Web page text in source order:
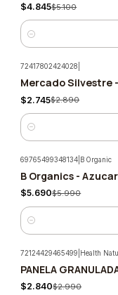
$4.845$5.100
Cantidad
-5%
72417802424028
Mercado Silvestre
$2.745$2.890
Cantidad
-5%
69765499348134 B Organic
B Organics -
$5.690$5.990
Cantidad
-5%
72124429465499 Health
PANELA
$2.840$2.990